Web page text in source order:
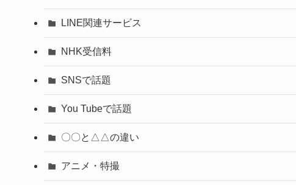
LINE関連サービス
NHK受信料
SNSで話題
You Tubeで話題
〇〇と△△の違い
アニメ・特撮